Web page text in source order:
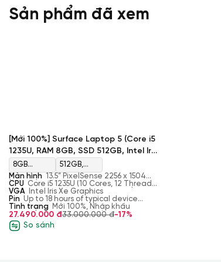
Sản phẩm đã xem
[Mới 100%] Surface Laptop 5 (Core i5
1235U, RAM 8GB, SSD 512GB, Intel Iris
Xe Graphics, Màn 13.5” PixelSense)
8GB
LPDDR5x
6400 MHz
512GB,
M.2, PCIe
NVMe, SSD
Màn hình 13.5” PixelSense 2256 x 1504
(201 PPI), Touch with Dolby Vision, 3:2,
Gorilla Glass
CPU Core i5 1235U (10 Cores, 12 Threads,
1.30 GHz - 4.40 GHz, 12MB Cache)
VGA
Intel Iris Xe Graphics
Pin Up to 18 hours of typical device
usage
Tình trạng Mới 100%, Nhập khẩu
27.490.000 đ33.000.000 đ-17%
So sánh